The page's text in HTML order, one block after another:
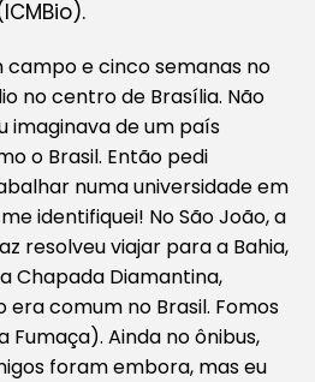
campo e cinco semanas no
no centro de Brasília. Não
imaginava de um país
o Brasil. Então pedi
numa universidade em
identifiquei! No São João, a
resolveu viajar para a Bahia,
Chapada Diamantina,
era comum no Brasil. Fomos
Fumaça). Ainda no ônibus,
foram embora, mas eu